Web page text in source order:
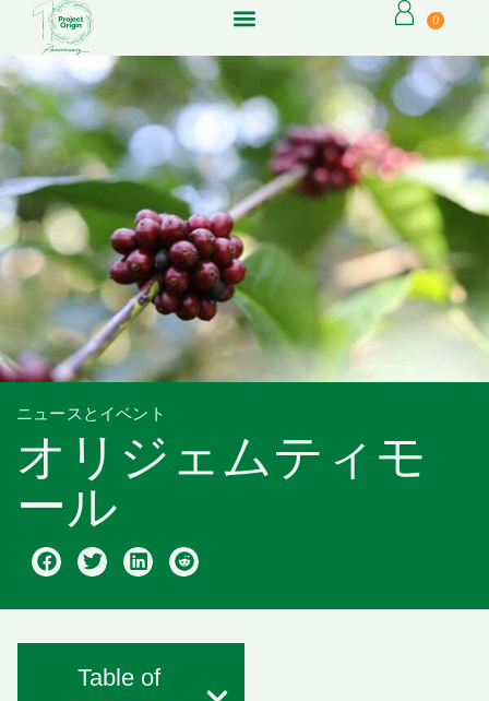
0
ニュースとイベント
オリジェムティモ
ール
Table of